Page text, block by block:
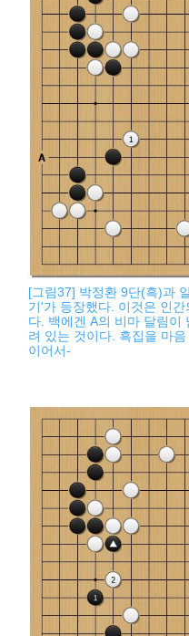
[그림37] 박정환 9단(흑)과
기'가 등장했다. 이것은 인
다. 백에겐 A의 비마 달림이
려 있는 것이다. 흑집을 마
이어서-